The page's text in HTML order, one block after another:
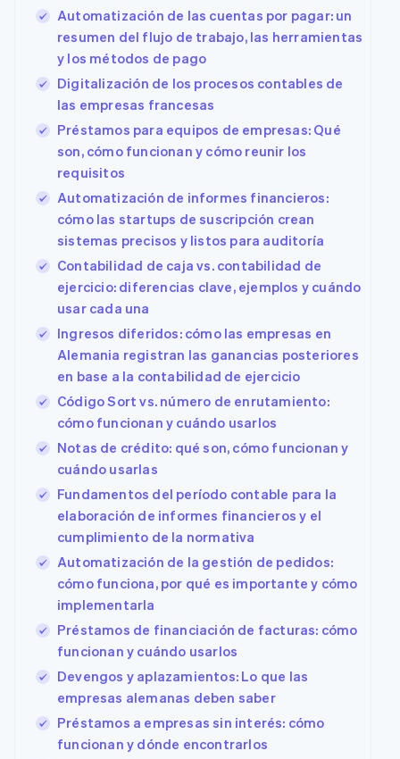
pago
Acceso a más
de 125
Terminal
Pagos en
persona
Boost
Optimizaciones
de aceptación
Proceso de
compra
acelerado
Financial
Connections
Datos de ctas.
financieras
vinculadas
Automatización
contable
Stripe Sigma
Informes
personalizados
Data Pipeline
de datos
Compras de
Más
Product roadmap
Ver lo que viene
Radar
Atlas
Climate
Eliminación de dióxido de carbono
Identity
Verificación de identidad en línea
Sesiones de Stripe 2026
Descubre cómo Stripe construye la infraestructura
Mirar ahora
Marketplaces
Gestión del dinero
Plataformas
SaaS
Por sector
creadores
Juegos
Hostelería, viajes y
ocio
Seguros
Medios de
entretenimiento
Organizaciones sin
fines de lucro
Servicios
profesionales
Sector público
Minorista
Ecosistema
Socios
Stripe App
Marketplace
Gestionar
suscripciones
Ofrecer cobro por
consumo
Emitir tarjetas
respaldadas por
monedas estables
Aprovisiona y
gestiona servicios
con agentes
Recursos
Integraciones de
aplicaciones
Ejemplos de código
Blog de
desarrolladores
Estado de la API
Hoja de ruta del
producto
Sessions
Empleos
Sala de prensa
Stripe Press
Contacto
Contacta con ventas
Automatización de las cuentas por pagar: un
resumen del flujo de trabajo, las herramientas
y los métodos de pago
Digitalización de los procesos contables de
las empresas francesas
Préstamos para equipos de empresas: Qué
son, cómo funcionan y cómo reunir los
requisitos
Automatización de informes financieros:
cómo las startups de suscripción crean
sistemas precisos y listos para auditoría
Contabilidad de caja vs. contabilidad de
ejercicio: diferencias clave, ejemplos y cuándo
usar cada una
Ingresos diferidos: cómo las empresas en
Alemania registran las ganancias posteriores
en base a la contabilidad de ejercicio
Código Sort vs. número de enrutamiento:
cómo funcionan y cuándo usarlos
Notas de crédito: qué son, cómo funcionan y
cuándo usarlas
Fundamentos del período contable para la
elaboración de informes financieros y el
cumplimiento de la normativa
Automatización de la gestión de pedidos:
cómo funciona, por qué es importante y cómo
implementarla
Préstamos de financiación de facturas: cómo
funcionan y cuándo usarlos
Devengos y aplazamientos: Lo que las
empresas alemanas deben saber
Préstamos a empresas sin interés: cómo
funcionan y dónde encontrarlos